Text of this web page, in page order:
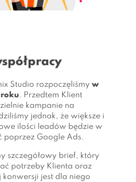
Studio rozpoczęliśmy w
roku. Przedtem Klient
kampanie na
jednak, że większe i
ilości leadów będzie w
poprzez Google Ads.
szczegółowy brief, który
potrzeby Klienta oraz
konwersji jest dla niego